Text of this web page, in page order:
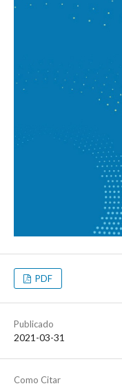
PDF
Publicado
2021-03-31
Como Citar